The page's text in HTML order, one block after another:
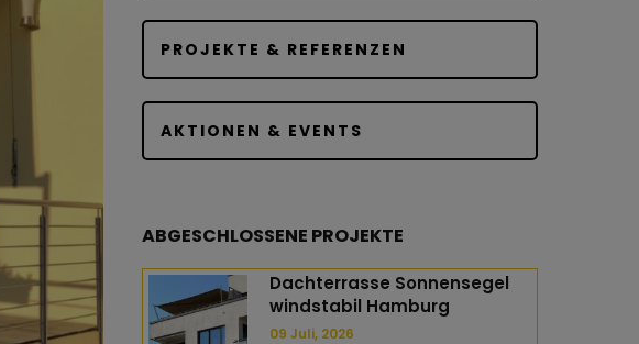
PROJEKTE & REFERENZEN
AKTIONEN & EVENTS
ABGESCHLOSSENE PROJEKTE
Dachterrasse Sonnensegel
windstabil Hamburg
09 Juli, 2026